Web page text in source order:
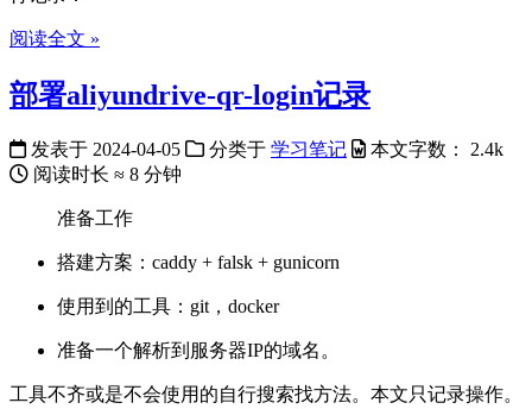
阅读全文 »
部署aliyundrive-qr-login记录
发表于 2024-04-05 分类于 学习笔记 本文字数：
2.4k
阅读时长 ≈ 8 分钟
准备工作
搭建方案：caddy + falsk + gunicorn
使用到的工具：git，docker
准备一个解析到服务器IP的域名。
工具不齐或是不会使用的自行搜索找方法。本文只记录操作。